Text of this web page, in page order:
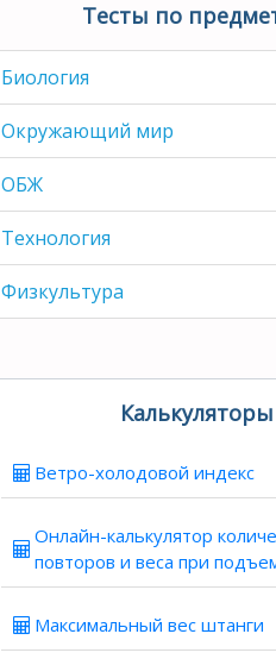
Тесты по
Биология
Окружающий мир
ОБЖ
Технология
Физкультура
Калькуляторы
Ветро-холодовой индекс
Онлайн-калькулятор
повторов и веса при
Максимальный вес штанги